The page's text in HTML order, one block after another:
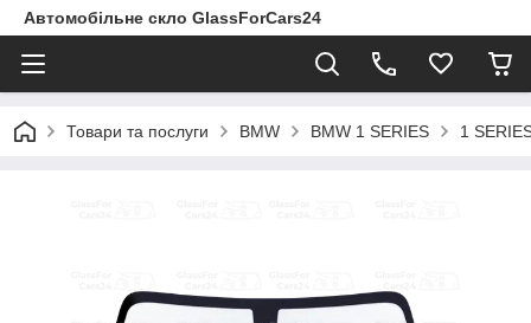
Автомобільне скло GlassForCars24
Товари та послуги BMW BMW 1 SERIES 1